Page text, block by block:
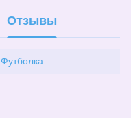
Отзывы
Футболка